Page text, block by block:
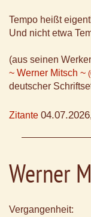
Tempo heißt
Und nicht etwa
(aus seinen
~ Werner Mitsch ~
deutscher
Zitante
Werner
Vergangenheit: